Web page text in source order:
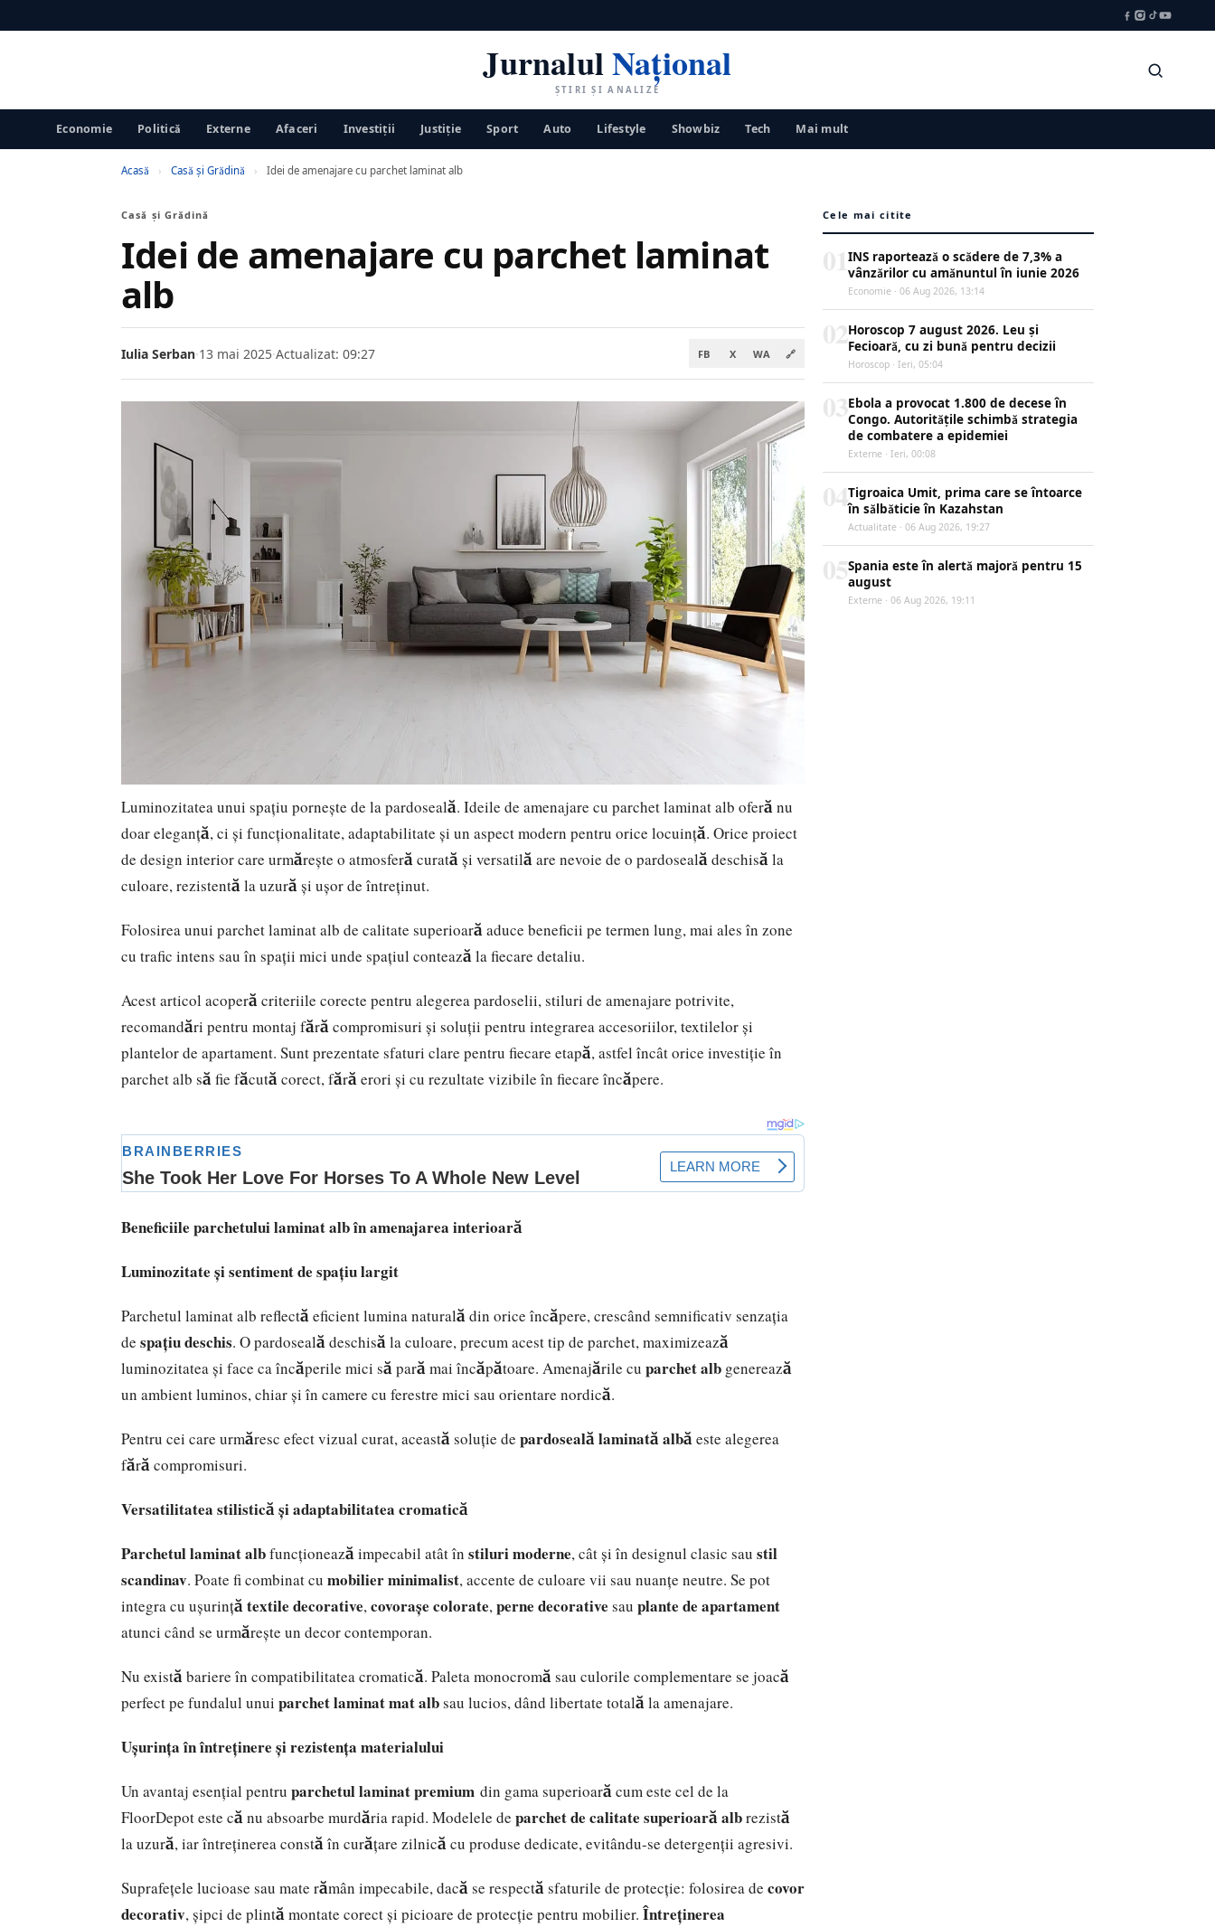
JurnalulNațional
ȘTIRI ȘI ANALIZE
Economie Politică Externe Afaceri Investiții Justiţie Sport Auto Lifestyle Showbiz Tech Mai mult
Acasă › Casă și Grădină › Idei de amenajare cu parchet laminat alb
Casă și Grădină
Idei de amenajare cu parchet laminat
alb
Iulia Serban·13 mai 2025·Actualizat: 09:27 FB X WA 🔗
Luminozitatea unui spațiu pornește de la pardoseală. Ideile de amenajare cu parchet laminat alb oferă nu
doar eleganță, ci și funcționalitate, adaptabilitate și un aspect modern pentru orice locuință. Orice proiect
de design interior care urmărește o atmosferă curată și versatilă are nevoie de o pardoseală deschisă la
culoare, rezistentă la uzură și ușor de întreținut.
Folosirea unui parchet laminat alb de calitate superioară aduce beneficii pe termen lung, mai ales în zone
cu trafic intens sau în spații mici unde spațiul contează la fiecare detaliu.
Acest articol acoperă criteriile corecte pentru alegerea pardoselii, stiluri de amenajare potrivite,
recomandări pentru montaj fără compromisuri și soluții pentru integrarea accesoriilor, textilelor și
plantelor de apartament. Sunt prezentate sfaturi clare pentru fiecare etapă, astfel încât orice investiție în
parchet alb să fie făcută corect, fără erori și cu rezultate vizibile în fiecare încăpere.
Beneficiile parchetului laminat alb în amenajarea interioară
Luminozitate și sentiment de spațiu largit
Parchetul laminat alb reflectă eficient lumina naturală din orice încăpere, crescând semnificativ senzația
de spațiu deschis. O pardoseală deschisă la culoare, precum acest tip de parchet, maximizează
luminozitatea și face ca încăperile mici să pară mai încăpătoare. Amenajările cu parchet alb generează
un ambient luminos, chiar și în camere cu ferestre mici sau orientare nordică.
Pentru cei care urmăresc efect vizual curat, această soluție de pardoseală laminată albăeste alegerea
fără compromisuri.
Versatilitatea stilistică și adaptabilitatea cromatică
Parchetul laminat albfuncționează impecabil atât în stiluri moderne, cât și în designul clasic sau stil
scandinav. Poate fi combinat cu mobilier minimalist, accente de culoare vii sau nuanțe neutre. Se pot
integra cu ușurințătextile decorative,covorașe colorate,perne decorative sau plante de apartament
atunci când se urmărește un decor contemporan.
Nu există bariere în compatibilitatea cromatică. Paleta monocromă sau culorile complementare se joacă
perfect pe fundalul unui parchet laminat mat albsau lucios, dând libertate totală la amenajare.
Ușurința în întreținere și rezistența materialului
Un avantaj esențial pentru parchetul laminat premium din gama superioară cum este cel de la
FloorDepot este că nu absoarbe murdăria rapid. Modelele de parchet de calitate superioară albrezistă
la uzură, iar întreținerea constă în curățare zilnică cu produse dedicate, evitându-se detergenții agresivi.
Suprafețele lucioase sau mate rămân impecabile, dacă se respectă sfaturile de protecție: folosirea de covor
decorativ, șipci de plintă montate corect și picioare de protecție pentru mobilier. Întreținerea
Cele mai citite
INS raportează o scădere de 7,3% a
vânzărilor cu amănuntul în iunie 2026
Economie · 06 Aug 2026, 13:14
Horoscop 7 august 2026. Leu și
Fecioară, cu zi bună pentru decizii
Horoscop · Ieri, 05:04
Ebola a provocat 1.800 de decese în
Congo. Autoritățile schimbă strategia
de combatere a epidemiei
Externe · Ieri, 00:08
04Tigroaica Umit, prima care se întoarce
în sălbăticie în Kazahstan
Actualitate · 06 Aug 2026, 19:27
Spania este în alertă majoră pentru 15
august
Externe · 06 Aug 2026, 19:11